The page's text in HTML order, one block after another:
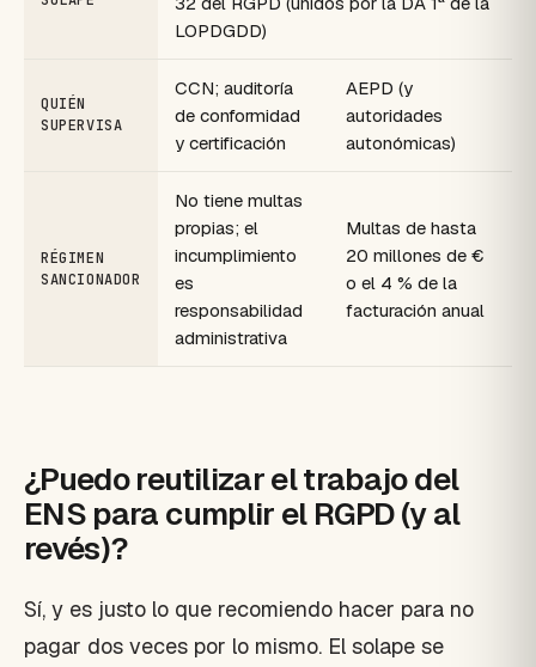
LOPDGDD)
QUIÉN
SUPERVISA
CCN; auditoría
de conformidad
y certificación
AEPD (y
autoridades
autonómicas)
RÉGIMEN
SANCIONADOR
No tiene multas
propias; el
incumplimiento
es
responsabilidad
administrativa
Multas de hasta
20 millones de €
o el 4 % de la
facturación anual
¿Puedo reutilizar el trabajo del
ENS para cumplir el RGPD (y al
revés)?
Sí, y es justo lo que recomiendo hacer para no
pagar dos veces por lo mismo. El solape se